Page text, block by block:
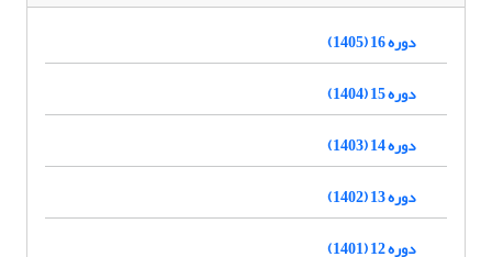
دوره 16 (1405)
دوره 15 (1404)
دوره 14 (1403)
دوره 13 (1402)
دوره 12 (1401)